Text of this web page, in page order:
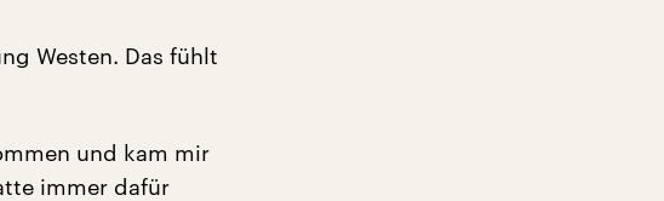
Westen. Das fühlt
und kam mir
immer dafür